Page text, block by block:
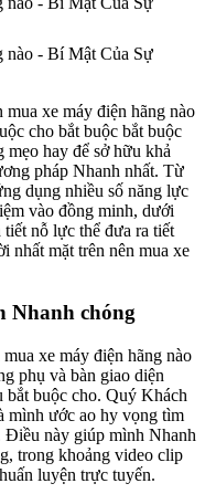
xe máy điện hãng nào
cho bắt buộc bắt buộc
hay để sở hữu khả
pháp Nhanh nhất. Từ
dụng nhiều số năng lực
vào đồng minh, dưới
nỗ lực thể đưa ra tiết
nhất mặt trên nên mua xe
Nhanh chóng
xe máy điện hãng nào
phụ và bàn giao diện
bắt buộc cho. Quý Khách
mình ước ao hy vọng tìm
Điều này giúp mình Nhanh
trong khoảng video clip
luyện trực tuyến.